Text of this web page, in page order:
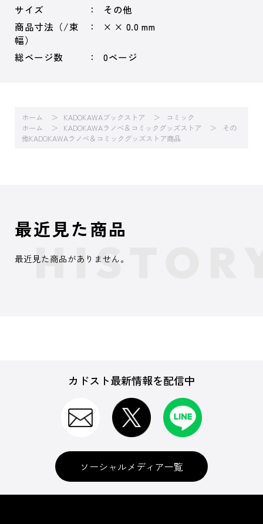
サイズ
その他
商品寸法（/束
幅）
× × 0.0 mm
総ページ数 0ページ
ホーム KADOKAWAブックストア
コミック
ホーム
KADOKAWAラノベ＆コミックグッズストア
その
他KADOKAWAラノベ＆コミックグッズストア商品
最近見た商品
最近見た商品がありません。
カドスト最新情報を配信中
ソーシャルメディア一覧